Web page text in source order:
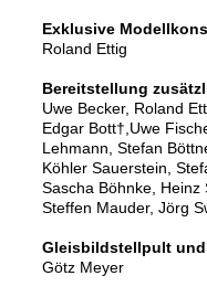
Exklusive
Roland Ettig
Bereitstellung
Uwe Becker, Roland
Edgar Bott†,Uwe
Lehmann, Stefan
Köhler Sauerstein,
Sascha Böhnke, Heinz
Steffen Mauder, Jörg
Gleisbildstellpult
Götz Meyer